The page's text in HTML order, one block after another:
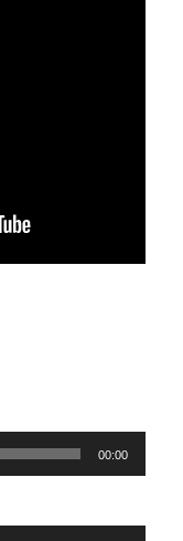
00:00